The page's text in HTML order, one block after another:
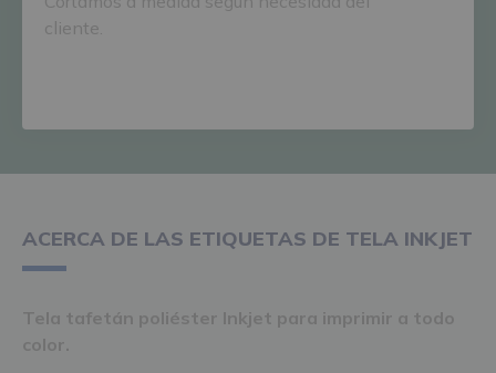
cliente.
ACERCA DE LAS ETIQUETAS DE TELA INKJET
Tela tafetán poliéster Inkjet para imprimir a todo
color.